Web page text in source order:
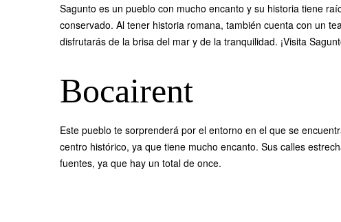
Sagunto es un pueblo con mucho encanto y su historia tiene
conservado. Al tener historia romana, también cuenta con un
disfrutarás de la brisa del mar y de la tranquilidad. ¡Visita
Bocairent
Este pueblo te sorprenderá por el entorno en el que se
centro histórico, ya que tiene mucho encanto. Sus calles
fuentes, ya que hay un total de once.